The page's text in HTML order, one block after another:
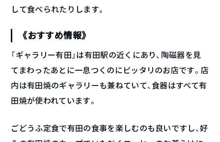
して食べられたりします。
《おすすめ情報》
「ギャラリー有田」は有田駅の近くにあり、陶磁器を見
てまわったあとに一息つくのにピッタリのお店です。店
内は有田焼のギャラリーも兼ねていて、食器はすべて有
田焼が使われています。
ごどうふ定食で有田の食事を楽しむのも良いですし、好